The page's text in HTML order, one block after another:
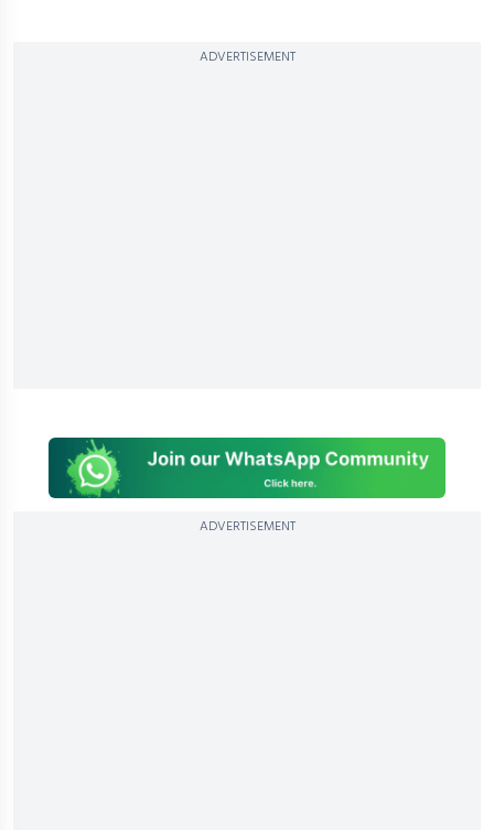
ADVERTISEMENT
ADVERTISEMENT